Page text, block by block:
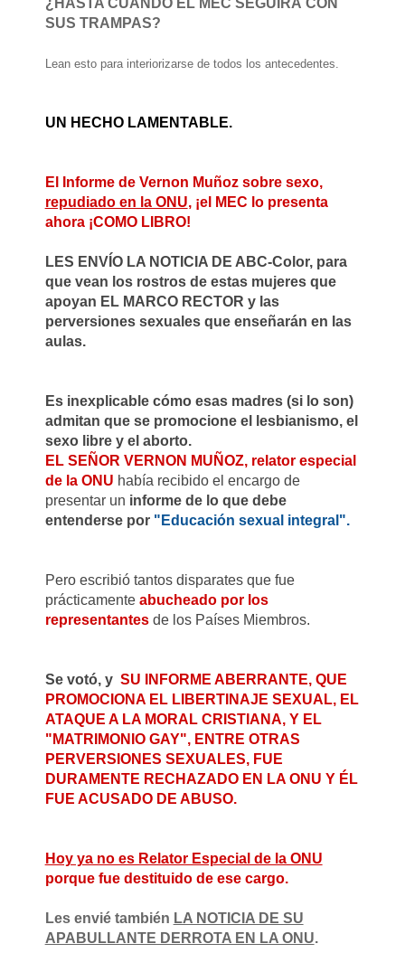
SUS TRAMPAS?
Lean esto para interiorizarse de todos los antecedentes.
UN HECHO LAMENTABLE.
El Informe de Vernon Muñoz sobre sexo,
repudiado en la ONU, ¡el MEC lo presenta
ahora ¡COMO LIBRO!
LES ENVÍO LA NOTICIA DE ABC-Color, para
que vean los rostros de estas mujeres que
apoyan EL MARCO RECTOR y las
perversiones sexuales que enseñarán en las
aulas.
Es inexplicable cómo esas madres (si lo son)
admitan que se promocione el lesbianismo, el
sexo libre y el aborto.
EL SEÑOR VERNON MUÑOZ, relator especial
de la ONU había recibido el encargo de
presentar un informe de lo que debe
entenderse por "Educación sexual integral".
Pero escribió tantos disparates que fue
prácticamenteabucheado por los
representantes de los Países Miembros.
Se votó, y SU INFORME ABERRANTE, QUE
PROMOCIONA EL LIBERTINAJE SEXUAL, EL
ATAQUE A LA MORAL CRISTIANA, Y EL
"MATRIMONIO GAY", ENTRE OTRAS
PERVERSIONES SEXUALES, FUE
DURAMENTE RECHAZADO EN LA ONU Y ÉL
FUE ACUSADO DE ABUSO.
Hoy ya no es Relator Especial de la ONU
porque fue destituido de ese cargo.
Les envié también LA NOTICIA DE SU
APABULLANTE DERROTA EN LA ONU.